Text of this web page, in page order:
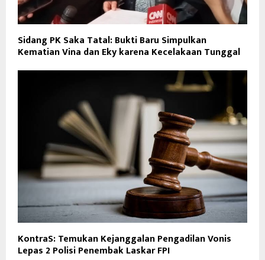
Sidang PK Saka Tatal: Bukti Baru Simpulkan
Kematian Vina dan Eky karena Kecelakaan Tunggal
KontraS: Temukan Kejanggalan Pengadilan Vonis
Lepas 2 Polisi Penembak Laskar FPI